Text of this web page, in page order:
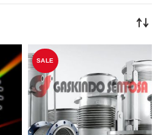
SALE